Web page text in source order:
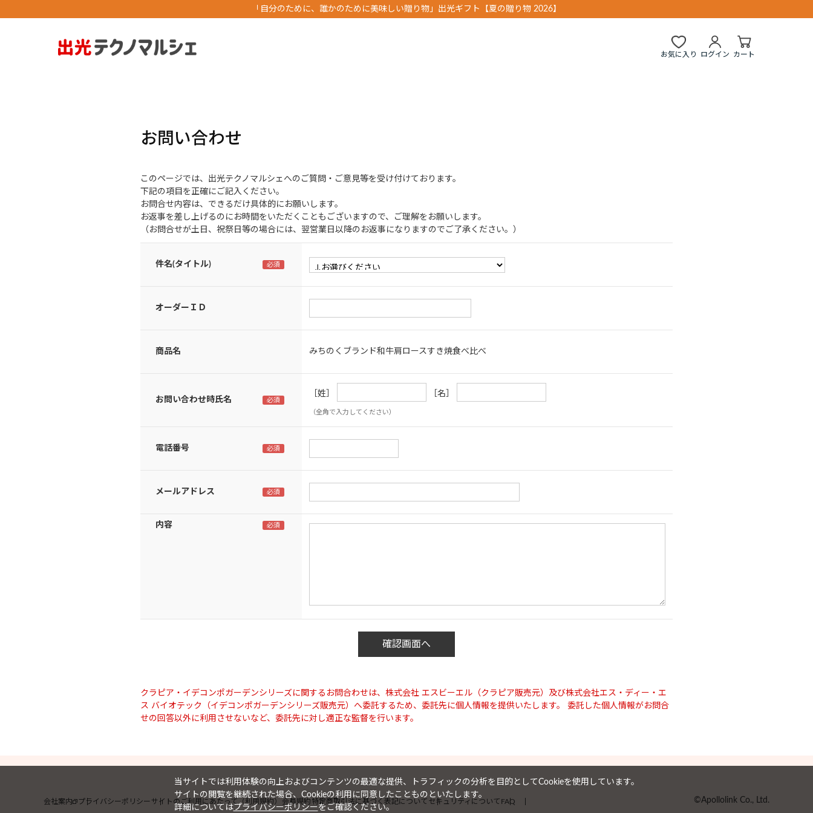
「自分のために、誰かのために美味しい贈り物」出光ギフト【夏の贈り物 2026】
お気に入り ログイン カート
お問い合わせ
このページでは、出光テクノマルシェへのご質問・ご意見等を受け付けております。
下記の項目を正確にご記入ください。
お問合せ内容は、できるだけ具体的にお願いします。
お返事を差し上げるのにお時間をいただくこともございますので、ご理解をお願いします。
（お問合せが土日、祝祭日等の場合には、翌営業日以降のお返事になりますのでご了承ください。）
件名(タイトル)
オーダーＩＤ
商品名 みちのくブランド和牛肩ロースすき焼食べ比べ
お問い合わせ時氏名
［姓］ ［名］
（全角で入力してください）
電話番号
メールアドレス
内容
クラピア・イデコンポガーデンシリーズに関するお問合わせは、株式会社 エスビーエル（クラピア販売元）及び株式会社エス・ディー・エ
ス バイオテック（イデコンポガーデンシリーズ販売元）へ委託するため、委託先に個人情報を提供いたします。 委託した個人情報がお問合
せの回答以外に利用させないなど、委託先に対し適正な監督を行います。
会社案内 プライバシーポリシーサイトのご利用にあたって（利用規約） 会員規約 特定商取引法に基づく表記について セキュリティについて FAQ ©Apollolink Co., Ltd.
当サイトでは利用体験の向上およびコンテンツの最適な提供、トラフィックの分析を目的としてCookieを使用しています。
サイトの閲覧を継続された場合、Cookieの利用に同意したことものといたします。
詳細についてはプライバシーポリシーをご確認ください。